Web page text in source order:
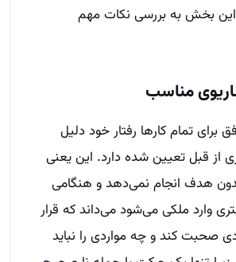
بخش به بررسی نکات مهم
مناسب
برای تمام کارها رفتار خود دلیل
از قبل تعیین شده دارد. این یعنی
بدون هدف انجام نمی‌دهد و هنگامی
وارد ملکی می‌شود می‌داند که قرار
صحبت کند و چه مواردی را نباید